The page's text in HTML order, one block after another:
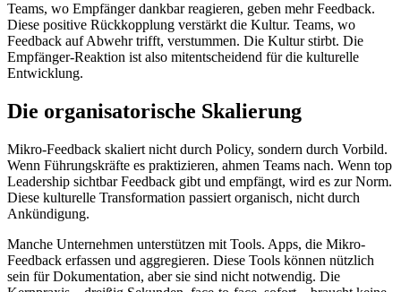
Teams, wo Empfänger dankbar reagieren, geben mehr Feedback.
Diese positive Rückkopplung verstärkt die Kultur. Teams, wo
Feedback auf Abwehr trifft, verstummen. Die Kultur stirbt. Die
Empfänger-Reaktion ist also mitentscheidend für die kulturelle
Entwicklung.
Die organisatorische Skalierung
Mikro-Feedback skaliert nicht durch Policy, sondern durch Vorbild.
Wenn Führungskräfte es praktizieren, ahmen Teams nach. Wenn top
Leadership sichtbar Feedback gibt und empfängt, wird es zur Norm.
Diese kulturelle Transformation passiert organisch, nicht durch
Ankündigung.
Manche Unternehmen unterstützen mit Tools. Apps, die Mikro-
Feedback erfassen und aggregieren. Diese Tools können nützlich
sein für Dokumentation, aber sie sind nicht notwendig. Die